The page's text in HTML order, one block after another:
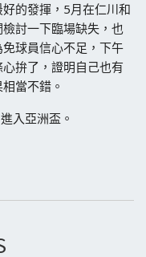
的發揮，5月在仁川和
討一下臨場缺失，也
球員信心不足，下午
拚了，證明自己也有
當不錯。
入亞洲盃。